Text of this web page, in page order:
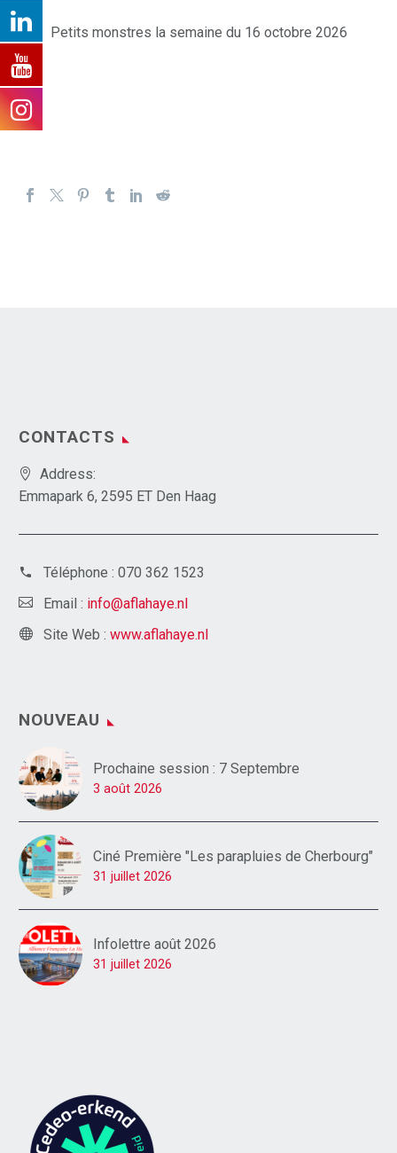
Petits monstres la semaine du 16 octobre 2026
CONTACTS
Address:
Emmapark 6, 2595 ET Den Haag
Téléphone : 070 362 1523
Email : info@aflahaye.nl
Site Web : www.aflahaye.nl
NOUVEAU
Prochaine session : 7 Septembre
3 août 2026
Ciné Première "Les parapluies de Cherbourg"
31 juillet 2026
Infolettre août 2026
31 juillet 2026